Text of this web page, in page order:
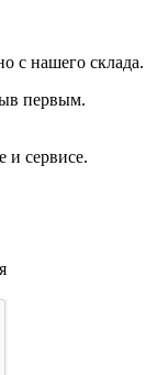
с нашего склада.
первым.
и сервисе.